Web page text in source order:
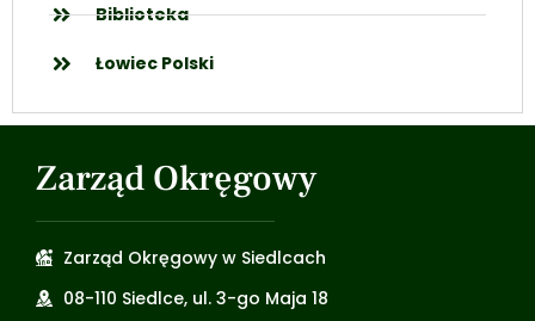
Biblioteka
Łowiec Polski
Zarząd Okręgowy
Zarząd Okręgowy w Siedlcach
08-110 Siedlce, ul. 3-go Maja 18